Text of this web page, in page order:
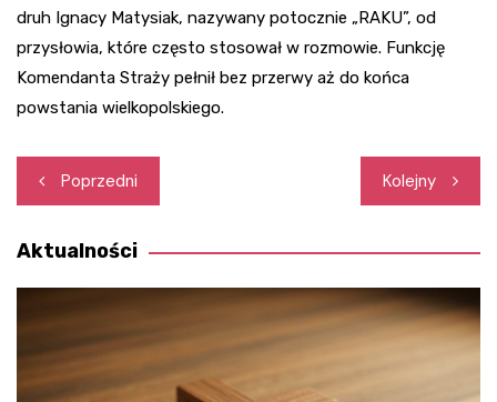
druh Ignacy Matysiak, nazywany potocznie „RAKU”, od
przysłowia, które często stosował w rozmowie. Funkcję
Komendanta Straży pełnił bez przerwy aż do końca
powstania wielkopolskiego.
Nawigacja
wpisu
Poprzedni Kolejny
Aktualności